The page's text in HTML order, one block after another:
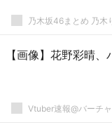
乃木坂46まとめ 乃木
【画像】花野彩晴
Vtuber速報@バーチ